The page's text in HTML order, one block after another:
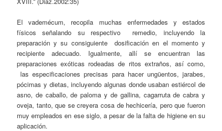
El vademécum, recopila muchas enfermedades y estados
físicos señalando su respectivo remedio, incluyendo la
preparación y su consiguiente dosificación en el momento y
recipiente adecuado. Igualmente, allí se encuentran las
preparaciones exóticas rodeadas de ritos extraños, así como,
las especificaciones precisas para hacer ungüentos, jarabes,
pócimas y dietas, incluyendo algunas donde usaban estiércol de
asno, de caballo, de paloma y de gallina, cagarruta de cabra y
oveja, tanto, que se creyera cosa de hechicería, pero que fueron
muy empleados en ese siglo, a pesar de la falta de higiene en su
aplicación.